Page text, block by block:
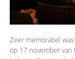
Zeer memorabel
op 17 november van